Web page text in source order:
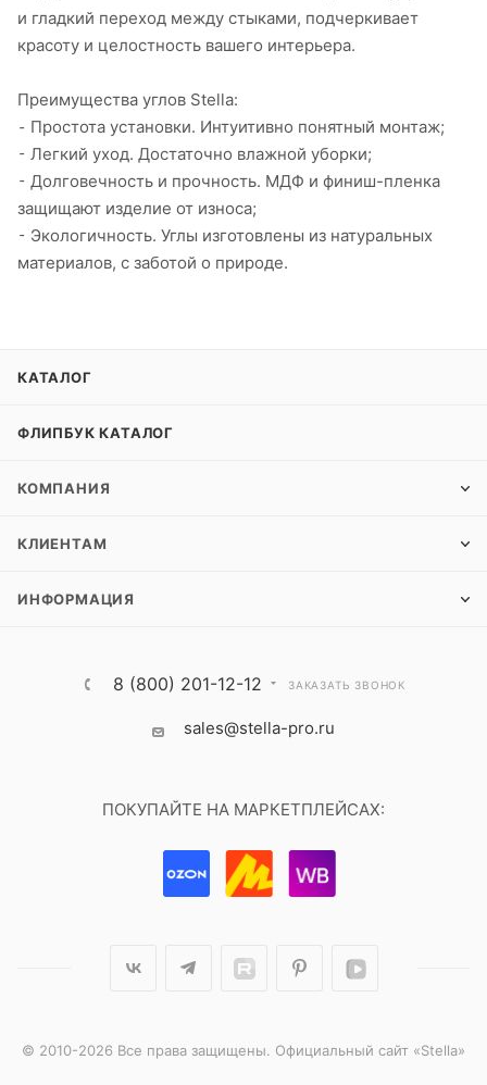
и гладкий переход между стыками, подчеркивает
красоту и целостность вашего интерьера.
Преимущества углов Stella:
⁃ Простота установки. Интуитивно понятный монтаж;
⁃ Легкий уход. Достаточно влажной уборки;
⁃ Долговечность и прочность. МДФ и финиш-пленка
защищают изделие от износа;
⁃ Экологичность. Углы изготовлены из натуральных
материалов, с заботой о природе.
КАТАЛОГ
ФЛИПБУК КАТАЛОГ
КОМПАНИЯ
КЛИЕНТАМ
ИНФОРМАЦИЯ
8 (800) 201-12-12 ЗАКАЗАТЬ ЗВОНОК
sales@stella-pro.ru
ПОКУПАЙТЕ НА МАРКЕТПЛЕЙСАХ:
© 2010-2026 Все права защищены. Официальный сайт «Stella»